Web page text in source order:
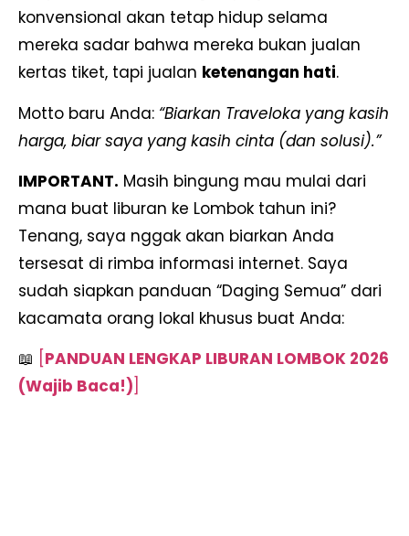
konvensional akan tetap hidup selama
mereka sadar bahwa mereka bukan jualan
kertas tiket, tapi jualan ketenangan hati.
Motto baru Anda: “Biarkan Traveloka yang kasih
harga, biar saya yang kasih cinta (dan solusi).”
IMPORTANT. Masih bingung mau mulai dari
mana buat liburan ke Lombok tahun ini?
Tenang, saya nggak akan biarkan Anda
tersesat di rimba informasi internet. Saya
sudah siapkan panduan “Daging Semua” dari
kacamata orang lokal khusus buat Anda:
📖
PANDUAN LENGKAP LIBURAN LOMBOK 2026
(Wajib Baca!)